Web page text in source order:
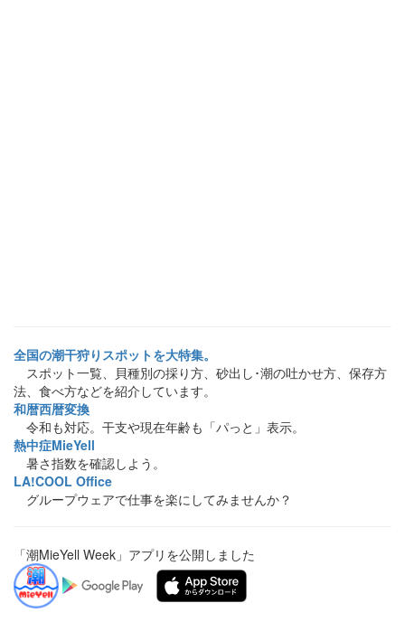
全国の潮干狩りスポットを大特集。
スポット一覧、貝種別の採り方、砂出し･潮の吐かせ方、保存方
法、食べ方などを紹介しています。
和暦西暦変換
令和も対応。干支や現在年齢も「パっと」表示。
熱中症MieYell
暑さ指数を確認しよう。
LA!COOL Office
グループウェアで仕事を楽にしてみませんか？
「潮MieYell Week」アプリを公開しました